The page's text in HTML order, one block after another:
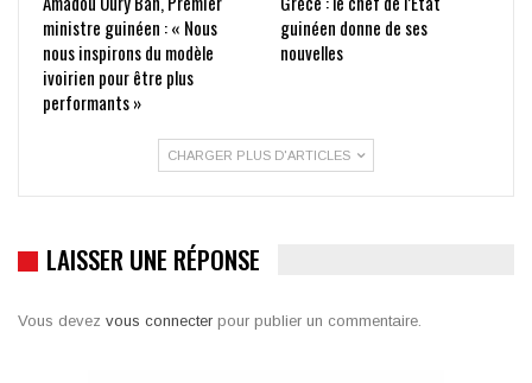
ministre guinéen : « Nous
nous inspirons du modèle
ivoirien pour être plus
performants »
guinéen donne de ses
nouvelles
CHARGER PLUS D'ARTICLES
LAISSER UNE RÉPONSE
Vous devez vous connecter pour publier un commentaire.